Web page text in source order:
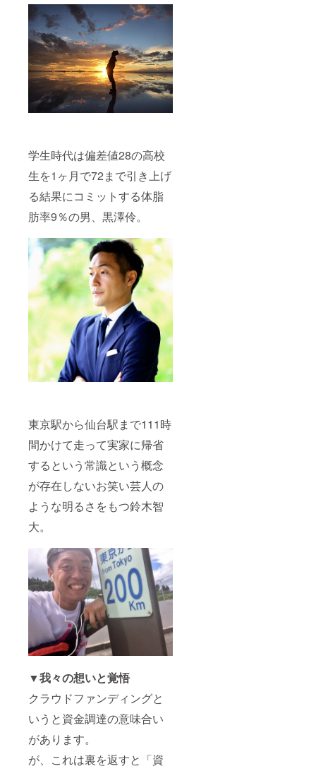
学生時代は偏差値28の高校
生を1ヶ月で72まで引き上げ
る結果にコミットする体脂
肪率9％の男、黒澤伶。
東京駅から仙台駅まで111時
間かけて走って実家に帰省
するという常識という概念
が存在しないお笑い芸人の
ような明るさをもつ鈴木智
大。
▼我々の想いと覚悟
クラウドファンディングと
いうと資金調達の意味合い
があります。
が、これは裏を返すと「資